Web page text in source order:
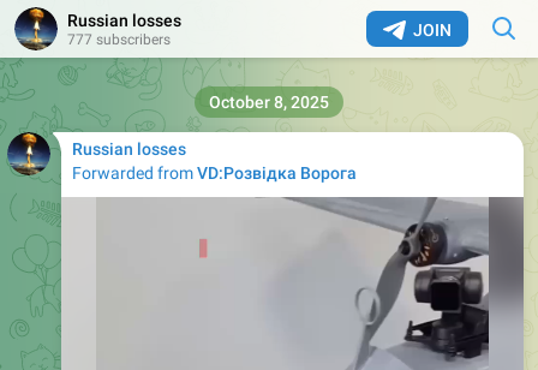
JOIN
Russian losses
777 subscribers
Russian losses
Forwarded fromVD:Розвідка Ворога
October 8, 2025